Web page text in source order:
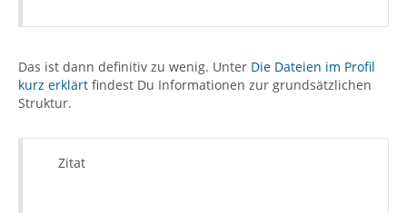
Das ist dann definitiv zu wenig. Unter Die Dateien im Profil
kurz erklärt findest Du Informationen zur grundsätzlichen
Struktur.
Zitat